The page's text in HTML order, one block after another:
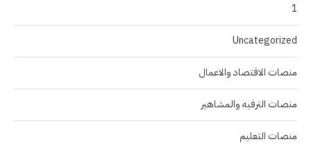
1
Uncategorized
منصات الاقتصاد والاعمال
منصات الترفيه والمشاهير
منصات التعليم